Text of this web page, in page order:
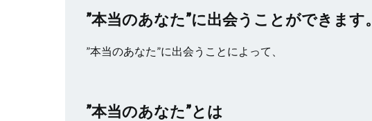
”本当のあなた”に出会うことができます。
”本当のあなた”に出会うことによって、
”本当のあなた”とは